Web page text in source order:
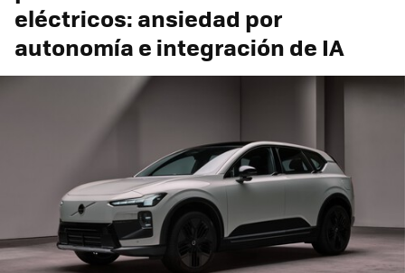
eléctricos: ansiedad por
autonomía e integración de IA